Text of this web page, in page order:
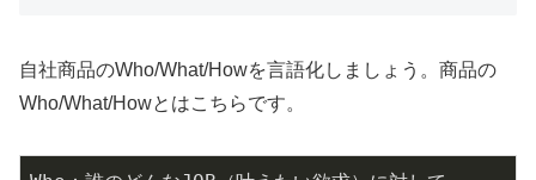
自社商品のWho/What/Howを言語化しましょう。商品の
Who/What/Howとはこちらです。